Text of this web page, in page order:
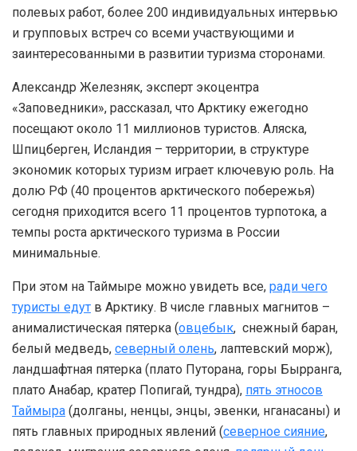
полевых работ, более 200 индивидуальных интервью
и групповых встреч со всеми участвующими и
заинтересованными в развитии туризма сторонами.
Александр Железняк, эксперт экоцентра
«Заповедники», рассказал, что Арктику ежегодно
посещают около 11 миллионов туристов. Аляска,
Шпицберген, Исландия – территории, в структуре
экономик которых туризм играет ключевую роль. На
долю РФ (40 процентов арктического побережья)
сегодня приходится всего 11 процентов турпотока, а
темпы роста арктического туризма в России
минимальные.
При этом на Таймыре можно увидеть все, ради чего
туристы едут в Арктику. В числе главных магнитов –
анималистическая пятерка (овцебык, снежный баран,
белый медведь, северный олень, лаптевский морж),
ландшафтная пятерка (плато Путорана, горы Бырранга,
плато Анабар, кратер Попигай, тундра), пять этносов
Таймыра (долганы, ненцы, энцы, эвенки, нганасаны) и
пять главных природных явлений (северное сияние,